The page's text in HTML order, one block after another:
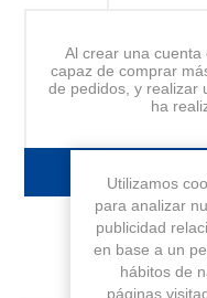
Al crear una cuenta
capaz de comprar
de pedidos, y realizar
ha
Utilizamos
para analizar
publicidad
en base a un
hábitos de
páginas